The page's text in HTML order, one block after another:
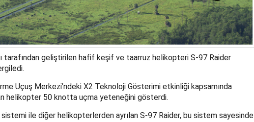
tarafından geliştirilen hafif keşif ve taarruz helikopteri S-97 Raider
Uçuş Merkezi’ndeki X2 Teknoloji Gösterimi etkinliği kapsamında
helikopter 50 knotta uçma yeteneğini gösterdi.
ile diğer helikopterlerden ayrılan S-97 Raider, bu sistem sayesinde